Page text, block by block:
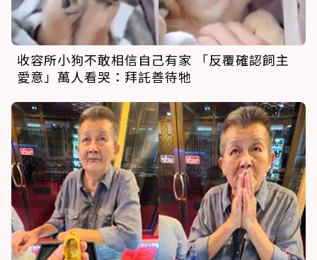
收容所小狗不敢相信自己有家 「反覆確認飼主
愛意」萬人看哭：拜託善待牠